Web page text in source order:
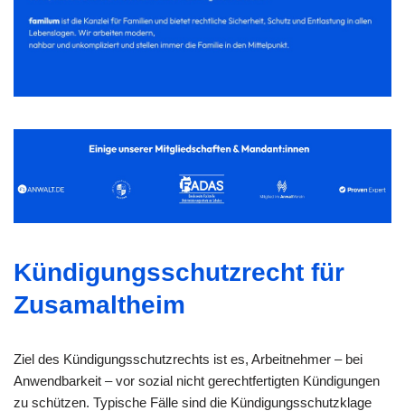
Kündigungsschutzrecht für
Zusamaltheim
Ziel des Kündigungsschutzrechts ist es, Arbeitnehmer – bei
Anwendbarkeit – vor sozial nicht gerechtfertigten Kündigungen
zu schützen. Typische Fälle sind die Kündigungsschutzklage